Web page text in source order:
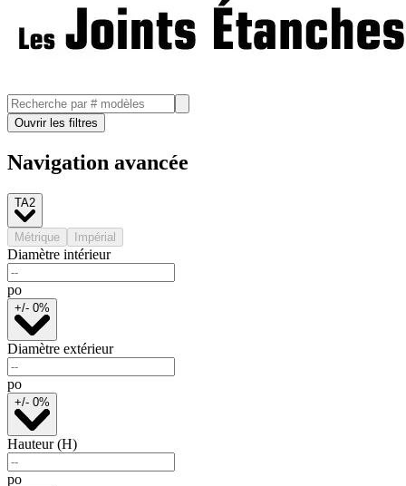
Ouvrir les filtres
Navigation avancée
TA2
Métrique Impérial
Diamètre intérieur
po
+/- 0%
Diamètre extérieur
po
+/- 0%
Hauteur (H)
po